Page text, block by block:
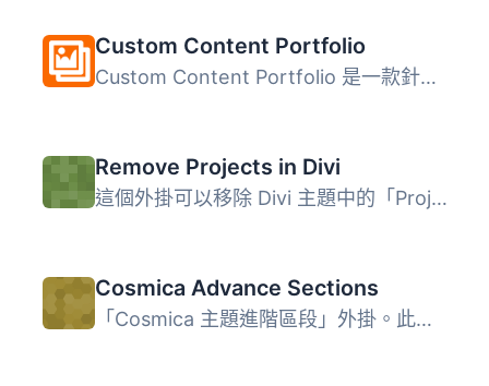
Custom Content Portfolio
Custom Content Portfolio 是一款針對像藝術家、攝影師和網頁...
Remove Projects in Divi
這個外掛可以移除 Divi 主題中的「Project」自訂文章類型。
Cosmica Advance Sections
「Cosmica 主題進階區段」外掛。此外掛可支援 Cosmica 主題的...